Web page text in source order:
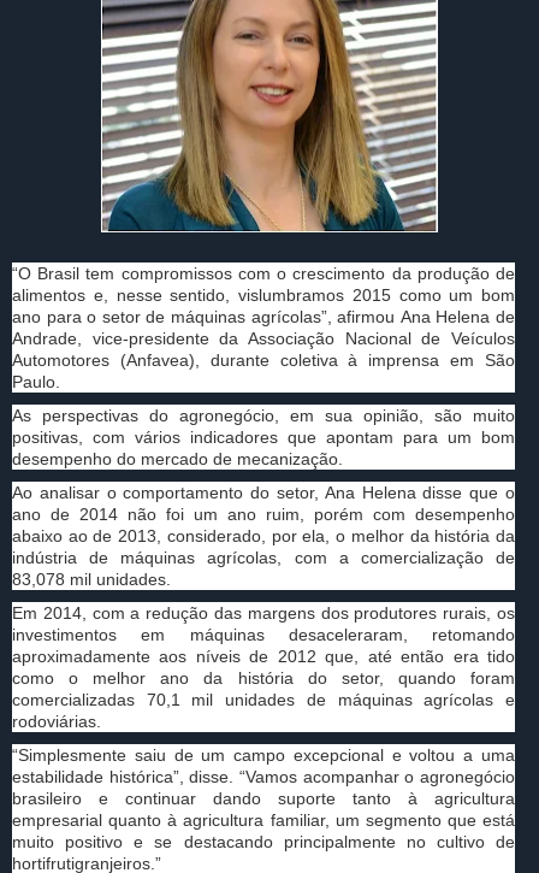
“O Brasil tem compromissos com o crescimento da produção de
alimentos e, nesse sentido, vislumbramos 2015 como um bom
ano para o setor de máquinas agrícolas”, afirmou Ana Helena de
Andrade, vice-presidente da Associação Nacional de Veículos
Automotores (Anfavea), durante coletiva à imprensa em São
Paulo.
As perspectivas do agronegócio, em sua opinião, são muito
positivas, com vários indicadores que apontam para um bom
desempenho do mercado de mecanização.
Ao analisar o comportamento do setor, Ana Helena disse que o
ano de 2014 não foi um ano ruim, porém com desempenho
abaixo ao de 2013, considerado, por ela, o melhor da história da
indústria de máquinas agrícolas, com a comercialização de
83,078 mil unidades.
Em 2014, com a redução das margens dos produtores rurais, os
investimentos em máquinas desaceleraram, retomando
aproximadamente aos níveis de 2012 que, até então era tido
como o melhor ano da história do setor, quando foram
comercializadas 70,1 mil unidades de máquinas agrícolas e
rodoviárias.
“Simplesmente saiu de um campo excepcional e voltou a uma
estabilidade histórica”, disse. “Vamos acompanhar o agronegócio
brasileiro e continuar dando suporte tanto à agricultura
empresarial quanto à agricultura familiar, um segmento que está
muito positivo e se destacando principalmente no cultivo de
hortifrutigranjeiros.”